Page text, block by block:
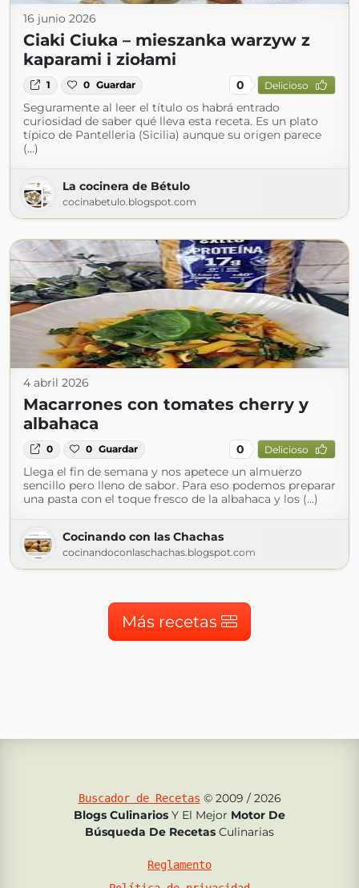
16 junio 2026
Ciaki Ciuka – mieszanka warzyw z
kaparami i ziołami
1 0 Guardar 0 Delicioso
Seguramente al leer el título os habrá entrado
curiosidad de saber qué lleva esta receta. Es un plato
típico de Pantelleria (Sicilia) aunque su origen parece
(...)
La cocinera de Bétulo
cocinabetulo.blogspot.com
4 abril 2026
Macarrones con tomates cherry y
albahaca
0 0 Guardar 0 Delicioso
Llega el fin de semana y nos apetece un almuerzo
sencillo pero lleno de sabor. Para eso podemos preparar
una pasta con el toque fresco de la albahaca y los (...)
Cocinando con las Chachas
cocinandoconlaschachas.blogspot.com
Más recetas
Buscador de Recetas © 2009 / 2026
Blogs Culinarios Y El Mejor Motor De
Búsqueda De Recetas Culinarias
Reglamento